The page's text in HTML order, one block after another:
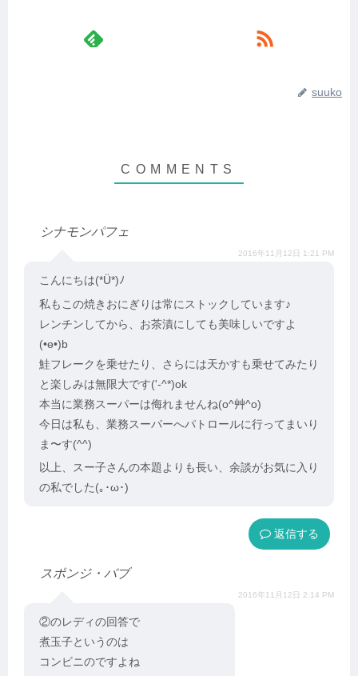
suuko
シナモンパフェ
2016年11月12日 1:21 PM
こんにちは(*Ü*)ﾉ
私もこの焼きおにぎりは常にストックしています♪
レンチンしてから、お茶漬にしても美味しいですよ
(•ө•)b
鮭フレークを乗せたり、さらには天かすも乗せてみたり
と楽しみは無限大です('-^*)ok
本当に業務スーパーは侮れませんね(o^艸^o)
今日は私も、業務スーパーへパトロールに行ってまいり
ま〜す(^^)
以上、スー子さんの本題よりも長い、余談がお気に入り
の私でした(｡･ω･)ゞ
返信
スポンジ・バブ
2016年11月12日 2:14 PM
②のレディの回答で
煮玉子というのは
コンビニのですよね